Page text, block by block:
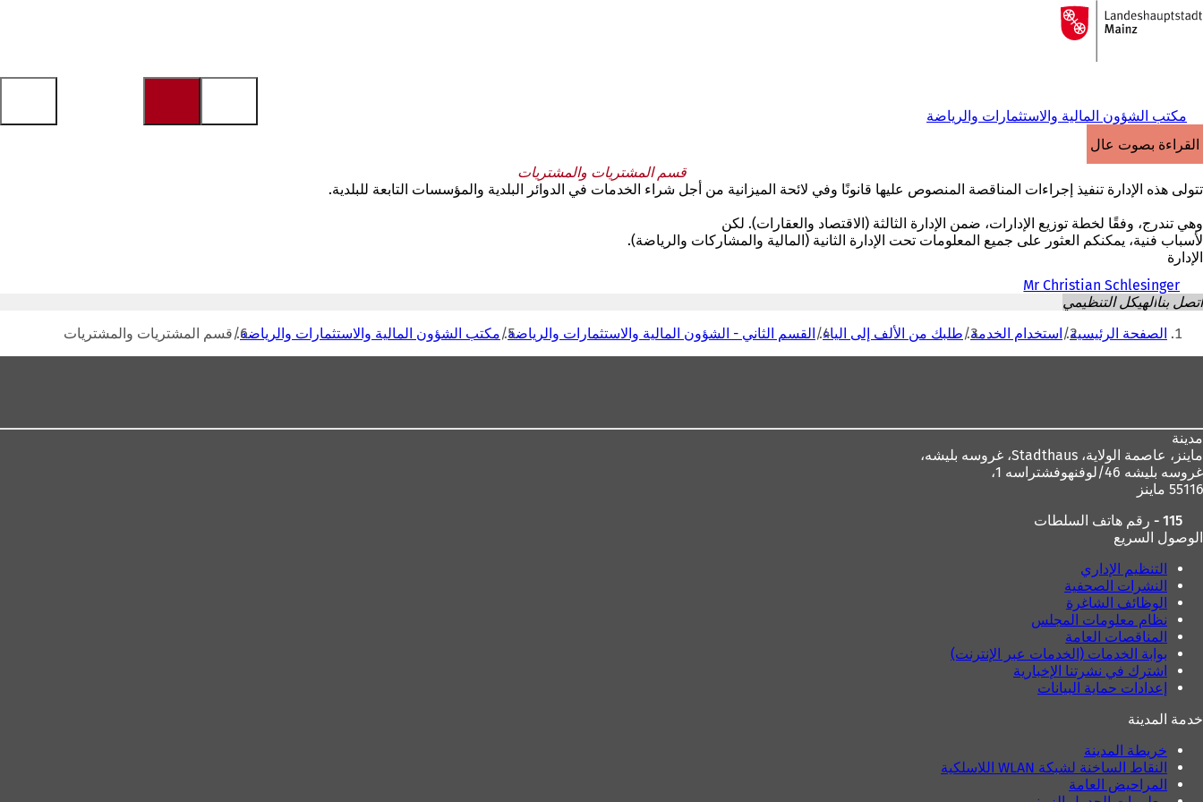
الانتقال إلى المحتوى
إلى
الصفحة
مكتب الشؤون المالية والاستثمارات والرياضة
القراءة بصوت عالٍ
قسم المشتريات والمشتريات
تتولى هذه الإدارة تنفيذ إجراءات المناقصة المنصوص عليها قانونًا وفي لائحة الميزانية من أجل شراء الخدمات في الدوائر البلدية والمؤسسات التابعة للبلدية.
وهي تندرج، وفقًا لخطة توزيع الإدارات، ضمن الإدارة الثالثة (الاقتصاد والعقارات). لكن
لأسباب فنية، يمكنكم العثور على جميع المعلومات تحت الإدارة الثانية (المالية والمشاركات والرياضة).
الإدارة
Mr Christian Schlesinger
اتصل بناالهيكل التنظيمي
أنت الصفحة الرئيسية استخدام الخدمة طلبك من الألف إلى الياء القسم الثاني - الشؤون المالية والاستثمارات والرياضة مكتب الشؤون المالية والاستثمارات والرياضة قسم المشتريات والمشتريات
مدينة
ماينز، عاصمة الولاية،
غروسه بليشه 46/لوفنهوفشتراسه 1،
55116 ماينز
115 - رقم هاتف السلطات
الوصول السريع
التنظيم الإداري
النشرات الصحفية
الوظائف الشاغرة
نظام معلومات المجلس
المناقصات العامة
بوابة الخدمات (الخدمات عبر الإنترنت)
اشترك في نشرتنا الإخبارية
إعدادات حماية البيانات
خدمة المدينة
خريطة المدينة
النقاط الساخنة لشبكة WLAN اللاسلكية
المراحيض العامة